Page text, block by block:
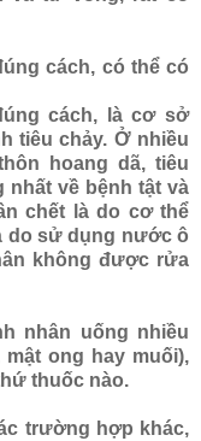
cách, có thể có
cách, là cơ sở
tiêu chảy. Ở nhiều
hoang dã, tiêu
về bệnh tật và
chết là do cơ thể
do sử dụng nước ô
không được rửa
nhân uống nhiều
ong hay muối),
thuốc nào.
trường hợp khác,